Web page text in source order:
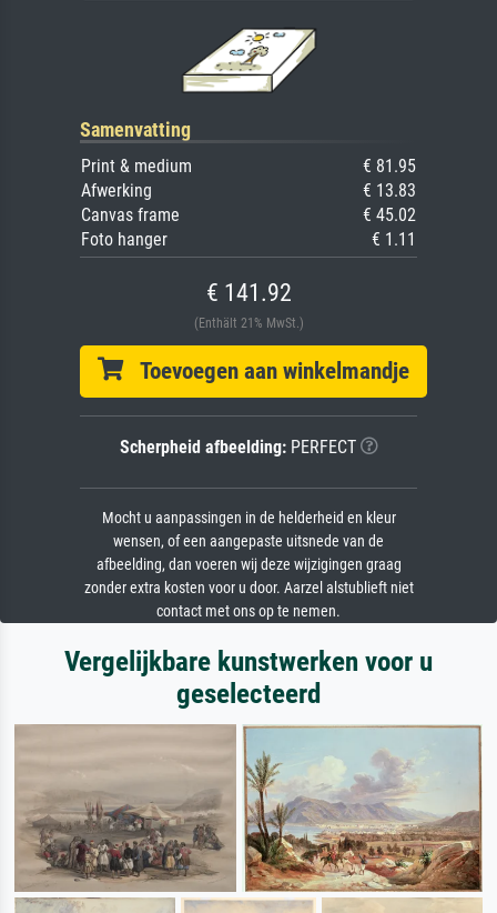
Samenvatting
Print & medium
€ 81.95
Afwerking
€ 13.83
Canvas frame
€ 45.02
Foto hanger
€ 1.11
€ 141.92
(Enthält 21% MwSt.)
Toevoegen aan winkelmandje
Scherpheid afbeelding:PERFECT
Mocht u aanpassingen in de helderheid en kleur
wensen, of een aangepaste uitsnede van de
afbeelding, dan voeren wij deze wijzigingen graag
zonder extra kosten voor u door. Aarzel alstublieft niet
contact met ons op te nemen.
Vergelijkbare kunstwerken voor u
geselecteerd